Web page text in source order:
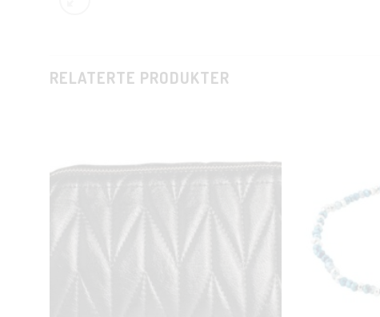
RELATERTE PRODUKTER